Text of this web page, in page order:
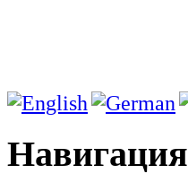
Навигация